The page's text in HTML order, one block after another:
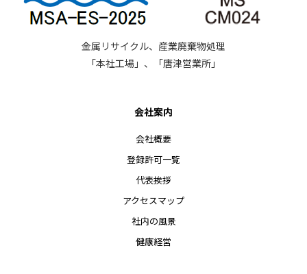
金属リサイクル、産業廃棄物処理
「本社工場」、「唐津営業所」
会社案内
会社概要
登録許可一覧
代表挨拶
アクセスマップ
社内の風景
健康経営